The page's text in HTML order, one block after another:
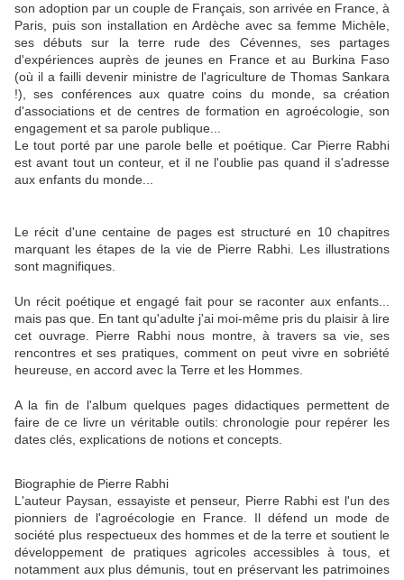
son adoption par un couple de Français, son arrivée en France, à
Paris, puis son installation en Ardèche avec sa femme Michèle,
ses débuts sur la terre rude des Cévennes, ses partages
d'expériences auprès de jeunes en France et au Burkina Faso
(où il a failli devenir ministre de l'agriculture de Thomas Sankara
!), ses conférences aux quatre coins du monde, sa création
d'associations et de centres de formation en agroécologie, son
engagement et sa parole publique...
Le tout porté par une parole belle et poétique. Car Pierre Rabhi
est avant tout un conteur, et il ne l'oublie pas quand il s'adresse
aux enfants du monde...
Le récit d'une centaine de pages est structuré en 10 chapitres
marquant les étapes de la vie de Pierre Rabhi. Les illustrations
sont magnifiques.
Un récit poétique et engagé fait pour se raconter aux enfants...
mais pas que. En tant qu'adulte j'ai moi-même pris du plaisir à lire
cet ouvrage. Pierre Rabhi nous montre, à travers sa vie, ses
rencontres et ses pratiques, comment on peut vivre en sobriété
heureuse, en accord avec la Terre et les Hommes.
A la fin de l'album quelques pages didactiques permettent de
faire de ce livre un véritable outils: chronologie pour repérer les
dates clés, explications de notions et concepts.
Biographie de Pierre Rabhi
L'auteur Paysan, essayiste et penseur, Pierre Rabhi est l'un des
pionniers de l'agroécologie en France. Il défend un mode de
société plus respectueux des hommes et de la terre et soutient le
développement de pratiques agricoles accessibles à tous, et
notamment aux plus démunis, tout en préservant les patrimoines